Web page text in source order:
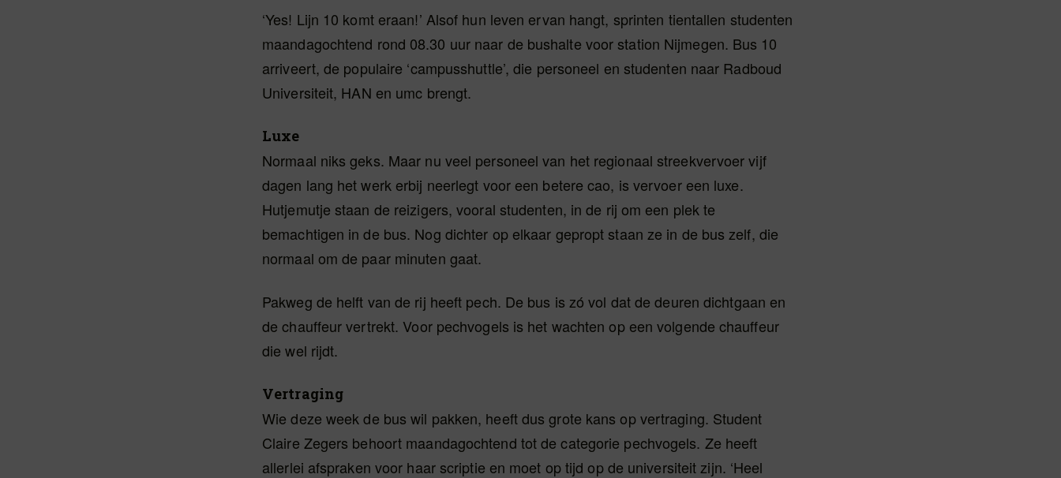
‘Yes! Lijn 10 komt eraan!’ Alsof hun leven ervan hangt, sprinten tientallen studenten
maandagochtend rond 08.30 uur naar de bushalte voor station Nijmegen. Bus 10
arriveert, de populaire ‘campusshuttle’, die personeel en studenten naar Radboud
Universiteit, HAN en umc brengt.
Luxe
Normaal niks geks. Maar nu veel personeel van het regionaal streekvervoer vijf
dagen lang het werk erbij neerlegt voor een betere cao, is vervoer een luxe.
Hutjemutje staan de reizigers, vooral studenten, in de rij om een plek te
bemachtigen in de bus. Nog dichter op elkaar gepropt staan ze in de bus zelf, die
normaal om de paar minuten gaat.
Pakweg de helft van de rij heeft pech. De bus is zó vol dat de deuren dichtgaan en
de chauffeur vertrekt. Voor pechvogels is het wachten op een volgende chauffeur
die wel rijdt.
Vertraging
Wie deze week de bus wil pakken, heeft dus grote kans op vertraging. Student
Claire Zegers behoort maandagochtend tot de categorie pechvogels. Ze heeft
allerlei afspraken voor haar scriptie en moet op tijd op de universiteit zijn. ‘Heel